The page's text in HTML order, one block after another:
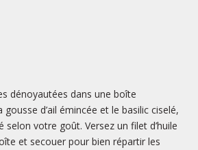
dénoyautées dans une boîte
d’ail émincée et le basilic ciselé,
votre goût. Versez un filet d’huile
et secouer pour bien répartir les